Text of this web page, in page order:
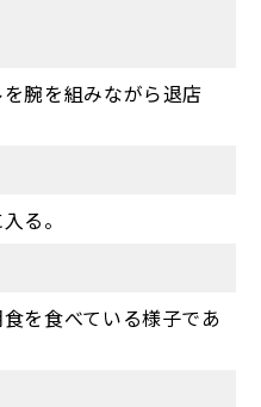
腕を組みながら退店
る。
を食べている様子であ